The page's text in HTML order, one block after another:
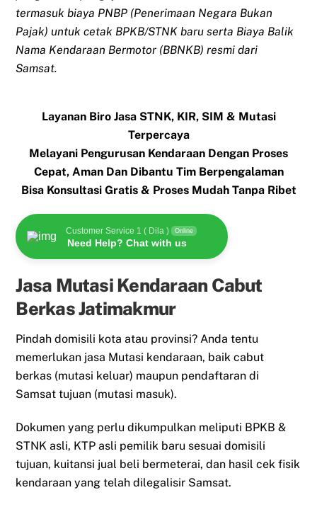
termasuk biaya PNBP (Penerimaan Negara Bukan
Pajak) untuk cetak BPKB/STNK baru serta Biaya Balik
Nama Kendaraan Bermotor (BBNKB) resmi dari
Samsat.
Layanan Biro Jasa STNK, KIR, SIM & Mutasi
Terpercaya
Melayani Pengurusan Kendaraan Dengan Proses
Cepat, Aman Dan Dibantu Tim Berpengalaman
Bisa Konsultasi Gratis & Proses Mudah Tanpa Ribet
Customer Service 1 ( Dila ) Online
Need Help? Chat with us
Jasa Mutasi Kendaraan Cabut
Berkas Jatimakmur
Pindah domisili kota atau provinsi? Anda tentu
memerlukan jasa Mutasi kendaraan, baik cabut
berkas (mutasi keluar) maupun pendaftaran di
Samsat tujuan (mutasi masuk).
Dokumen yang perlu dikumpulkan meliputi BPKB &
STNK asli, KTP asli pemilik baru sesuai domisili
tujuan, kuitansi jual beli bermeterai, dan hasil cek fisik
kendaraan yang telah dilegalisir Samsat.